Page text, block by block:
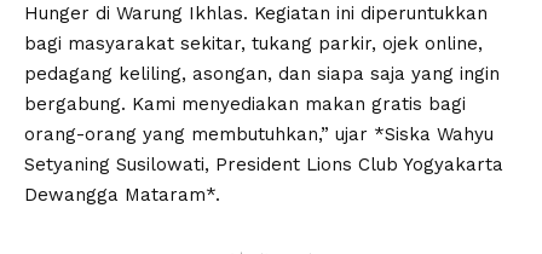
Hunger di Warung Ikhlas. Kegiatan ini diperuntukkan
bagi masyarakat sekitar, tukang parkir, ojek online,
pedagang keliling, asongan, dan siapa saja yang ingin
bergabung. Kami menyediakan makan gratis bagi
orang-orang yang membutuhkan,” ujar *Siska Wahyu
Setyaning Susilowati, President Lions Club Yogyakarta
Dewangga Mataram*.